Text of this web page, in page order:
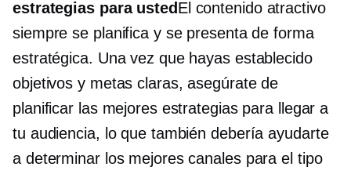
estrategias para ustedEl contenido atractivo
siempre se planifica y se presenta de forma
estratégica. Una vez que hayas establecido
objetivos y metas claras, asegúrate de
planificar las mejores estrategias para llegar a
tu audiencia, lo que también debería ayudarte
a determinar los mejores canales para el tipo